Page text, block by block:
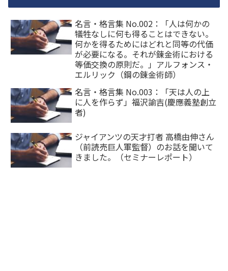
名言・格言集 No.002：「人は何かの
犠牲なしに何も得ることはできない。
何かを得るためにはどれと同等の代価
が必要になる。それが錬金術における
等価交換の原則だ。」アルフォンス・
エルリック（鋼の錬金術師）
名言・格言集 No.003：「天は人の上
に人を作らず」福沢諭吉(慶應義塾創立
者)
ジャイアンツの天才打者 高橋由伸さん
（前読売巨人軍監督）のお話を聞いて
きました。（セミナーレポート）